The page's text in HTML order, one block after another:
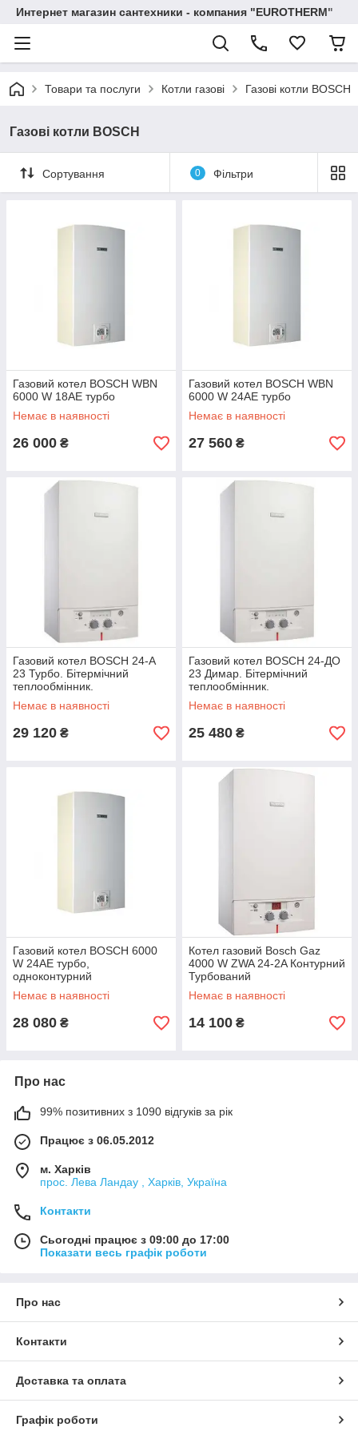
Интернет магазин сантехники - компания "EUROTHERM"
Товари та послуги Котли газові Газові котли BOSCH
Газові котли BOSCH
Сортування 0 Фільтри
Газовий котел BOSCH WBN
6000 W 18АЕ турбо
Немає в наявності
26 000 ₴
Газовий котел BOSCH WBN
6000 W 24АЕ турбо
Немає в наявності
27 560 ₴
Газовий котел BOSCH 24-А
23 Турбо. Бітермічний
теплообмінник.
Немає в наявності
29 120 ₴
Газовий котел BOSCH 24-ДО
23 Димар. Бітермічний
теплообмінник.
Немає в наявності
25 480 ₴
Газовий котел BOSCH 6000
W 24АЕ турбо,
одноконтурний
Немає в наявності
28 080 ₴
Котел газовий Bosch Gaz
4000 W ZWA 24-2A Контурний
Турбований
Немає в наявності
14 100 ₴
Про нас
99% позитивних з 1090 відгуків за рік
Працює з 06.05.2012
м. Харків
прос. Лева Ландау , Харків, Україна
Контакти
Сьогодні працює з 09:00 до 17:00
Показати весь графік роботи
Про нас
Контакти
Доставка та оплата
Графік роботи